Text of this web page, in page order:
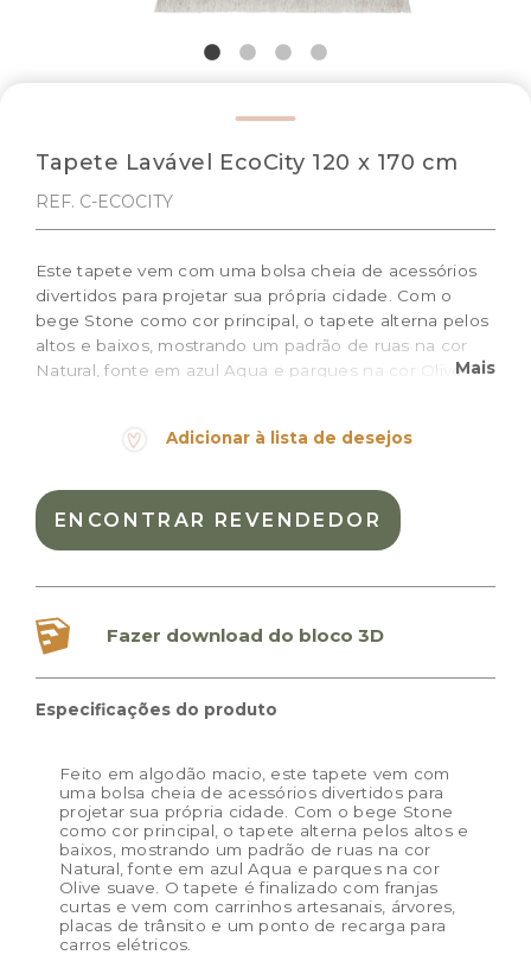
Tapete Lavável EcoCity 120 x 170 cm
REF. C-ECOCITY
Este tapete vem com uma bolsa cheia de acessórios
divertidos para projetar sua própria cidade. Com o
bege Stone como cor principal, o tapete alterna pelos
altos e baixos, mostrando um padrão de ruas na cor
Natural, fonte em azul Aqua e parques na cor Olive
Tamanho: 120 x 170 cm
Cor: Colorido
Dimensões das embalagem: 32,0 × 55,0 × 14,0 cm
Dimensões do produto: 120 x 170 cm
Mais
Adicionar à lista de desejos
ENCONTRAR REVENDEDOR
Fazer download do bloco 3D
Especificações do produto
Feito em algodão macio, este tapete vem com
uma bolsa cheia de acessórios divertidos para
projetar sua própria cidade. Com o bege Stone
como cor principal, o tapete alterna pelos altos e
baixos, mostrando um padrão de ruas na cor
Natural, fonte em azul Aqua e parques na cor
Olive suave. O tapete é finalizado com franjas
curtas e vem com carrinhos artesanais, árvores,
placas de trânsito e um ponto de recarga para
carros elétricos.